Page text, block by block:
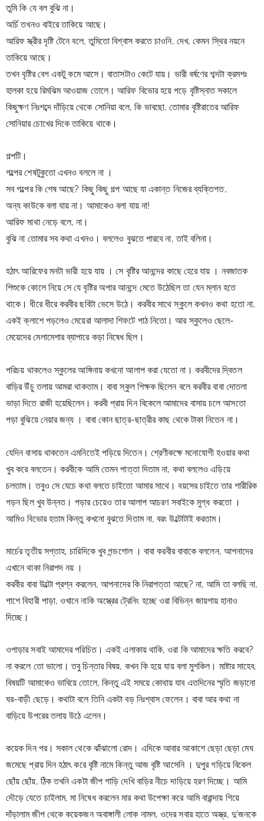
তুমি কি যে বল বুঝি না।
অর্চি তখনও বাইরে তাকিয়ে আছে।
আরিফ স্ত্রীর দৃষ্টি টেনে বলে, তুমিতো বিশ্বাস করতে চাওনি, দেখ, কেমন স্থির নয়নে
তাকিয়ে আছে।
তখন বৃষ্টির বেগ একটু কমে আসে। বাতাসটাও কেটে যায়। ভারী বর্ষণের শব্দটা ক্রমশঃ
হালকা হয়ে রিমঝিম আওয়াজ তোলে। আরিফ বিভোর হয়ে পড়ে
কিছুক্ষণ নিঃশব্দে দাঁড়িয়ে থেকে সোনিয়া বলে, কি ভাবছো, তোমার বৃষ্টিরাতের আরিফ
সোনিয়ার চোখের দিকে তাকিয়ে থাকে।
গল্পটি।
গল্পের শেষটুকুতো এখনও বললে না ।
সব গল্পের কি শেষ আছে? কিছু কিছু গল্প আছে যা একান্ত নিজের ব্যক্তিগত,
অন্য কাউকে বলা যায় না। আমাকেও বলা যায় না!
আরিফ মাথা নেড়ে বলে, না।
বুঝি না তোমার সব কথা এখনও। বললেও বুঝতে পারবে না, তাই বলিনা।
হঠাৎ আরিফের মনটা ভারী হয়ে যায় । সে বৃষ্টির আনন্দের কাছে হেরে যায় । নবজাতক
শিশুকে কোলে নিয়ে সে যে বৃষ্টির অপার আনন্দে মেতে উঠেছিল তা যেন ম্লান হতে
থাকে। ধীরে ধীরে করবীর ছবিটা ভেসে উঠে। করবীর সাথে স্কুলে কখনও কথা হতো না,
একই ক্লাশে পড়লেও মেয়েরা আলাদা শিফটে পাঠ নিতো। আর স্কুলেও ছেলে-
মেয়েদের মেলামেশার ব্যাপারে কড়া নিষেধ ছিল।
পরিচয় থাকলেও স্কুলের আঙ্গিনায় কখনো আলাপ করা যেতো না। করবীদের দ্বিতল
বাড়ির উঁচু তলায় আমরা থাকতাম। বাবা স্কুল শিক্ষক ছিলেন বলে করবীর বাবা দোতলা
ভাড়া দিতে রাজী হয়েছিলেন। করবী প্রায় দিন বিকেলে আমাদের বাসায় চলে আসতো
পড়া বুঝিয়ে নেয়ার জন্য । বাবা কোন ছাত্র-ছাত্রীর কাছ থেকে টাকা নিতেন না।
যেদিন বাসায় থাকতেন এমনিতেই পড়িয়ে দিতেন। শ্রেণীকক্ষে মনোযোগী হওয়ার কথা
খুব করে বলতেন। করবীকে আমি তেমন পাত্তা দিতাম না, কথা বললেও এড়িয়ে
চলতাম। তবুও সে যেচে কথা বলতে চাইতো আমার সাথে। বয়সের চাইতে তার শারীরিক
গড়ন ছিল খুব উন্নত। পড়ার চেয়েও তার আলাপ আচরণ সবাইকে মুগ্ধ করতো ।
আমিও বিভোর হতাম কিন্তু কখনো বুঝতে দিতাম না, বরং উল্টোটাই করতাম।
মার্চের তৃতীয় সপ্তাহ, চারিদিকে খুব গন্ডগোল । বাবা করবীর বাবাকে বললেন, আপনাদের
এখানে থাকা নিরাপদ নয় ।
করবীর বাবা উল্টো প্রশ্ন করলেন, আপনাদের কি নিরাপত্তা আছে? না, আমি তা বলছি না,
পাশে বিহারী পাড়া, ওখানে নাকি অস্ত্রের ট্রেনিং হচ্ছে ওরা বিভিন্ন জায়গায় হানাও
দিচ্ছে।
ওপাড়ার সবাই আমাদের পরিচিত। একই এলাকায় থাকি, ওরা কি আমাদের ক্ষতি করবে?
না করলে তো ভালো। তবু চিন্তার বিষয়, কখন কি হয়ে যায় বলা মুশকিল। মাষ্টার সাহেব,
বিষয়টি আমাকেও ভাবিয়ে তোলে, কিন্তু এই সময়ে কোথায় যাব এতদিনের স্মৃতি জড়ানো
ঘর-বাড়ী ছেড়ে। কথাটা বলে তিনি একটা বড় নিঃশ্বাস ফেলেন। বাবা আর কথা না
বাড়িয়ে উপরের তলায় উঠে এলেন।
কয়েক দিন পর। সকাল থেকে ঝাঁঝালো রোদ। এদিকে আবার আকাশে ছেড়া ছেড়া মেঘ
জমেছে প্রায় দিন হঠাৎ করে বৃষ্টি নামে কিন্তু আজ বৃষ্টি আসেনি । দুপুর গড়িয়ে বিকেল
ছোঁয় ছোঁয়, ঠিক তখনি একটা জীপ গাড়ি দেখি বাড়ির নীচে দাড়িয়ে হরণ দিচ্ছে। আমি
দৌড়ে যেতে চাইলাম, মা নিষেধ করলেন মার কথা উপেক্ষা করে আমি বারান্দায় গিয়ে
দাঁড়ালাম জীপ থেকে কয়েকজন অবাঙ্গালী লোক নামল, ওদের সবার হাতে অস্ত্র, দু'জনকে